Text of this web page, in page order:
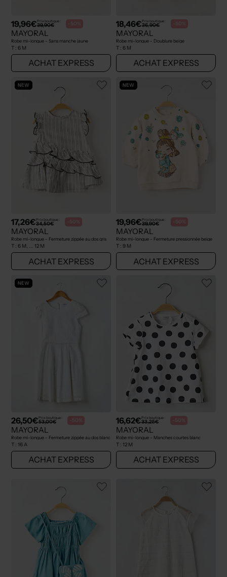
19,96€Prix boutique :
39,90€ -50%
MAYORAL
Robe mi-longue - Sans manche jaune
T : 6 M
ACHAT EXPRESS
18,46€Prix boutique :
36,90€ -50%
MAYORAL
Robe mi-longue - Doublure beige
T : 6 M
ACHAT EXPRESS
NEW
17,26€Prix boutique :
34,50€ -50%
MAYORAL
Robe mi-longue - Fermeture zippée au dos gris
T : 6 M, ... 12 M
ACHAT EXPRESS
NEW
19,96€Prix boutique :
39,90€ -50%
MAYORAL
Robe mi-longue - Fermeture pressionnée beige
T : 9 M
ACHAT EXPRESS
NEW
26,50€Prix boutique :
53,00€ -50%
MAYORAL
Robe mi-longue - Fermeture zippée au dos blanc
T : 16 A
ACHAT EXPRESS
16,62€Prix boutique :
33,25€ -50%
MAYORAL
Robe mi-longue - Manches courtes blanc
T : 12 M
ACHAT EXPRESS